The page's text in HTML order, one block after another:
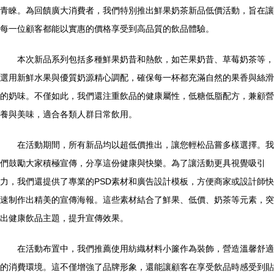
青睞。為回饋廣大消費者，我們特別推出鮮果奶茶新品低價活動，旨在讓
每一位顧客都能以實惠的價格享受到高品質的飲品體驗。
本次新品系列包括多種鮮果奶昔和熱飲，如芒果奶昔、草莓奶茶等，
選用新鮮水果與優質奶源精心調配，確保每一杯都充滿自然的果香與絲滑
的奶味。不僅如此，我們還注重飲品的健康屬性，低糖低脂配方，兼顧營
養與美味，適合各類人群日常飲用。
在活動期間，所有新品均以超低價推出，讓您輕松品嘗多樣選擇。我
們鼓勵大家積極宣傳，分享這份健康與快樂。為了讓活動更具視覺吸引
力，我們還提供了專業的PSD素材和廣告設計模板，方便商家或設計師快
速制作出精美的宣傳海報。這些素材結合了鮮果、低價、奶茶等元素，突
出健康飲品主題，提升宣傳效果。
在活動布置中，我們推薦使用紡織材料小簾作為裝飾，營造溫馨舒適
的消費環境。這不僅增強了品牌形象，還能讓顧客在享受飲品時感受到貼